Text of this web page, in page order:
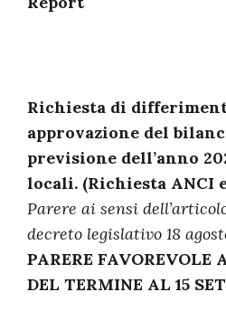
Richiesta di
approvazione del
previsione dell’anno
locali. (Richiesta ANCI
Parere ai sensi
decreto legislativo 18
PARERE FAVOREVOLE
DEL TERMINE AL 15